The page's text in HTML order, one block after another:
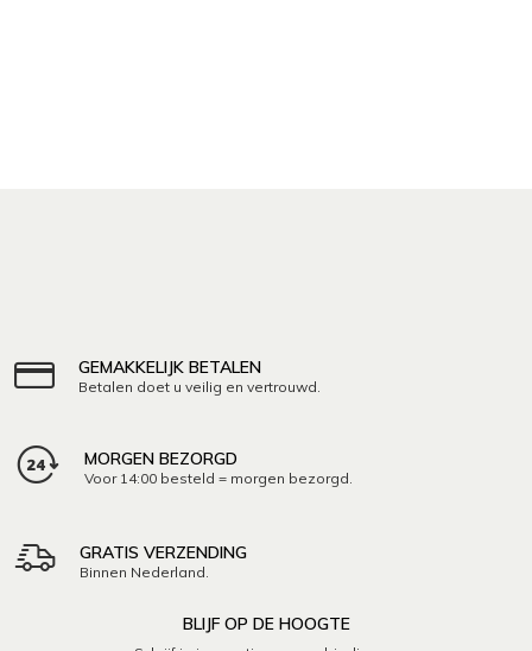
GEMAKKELIJK BETALEN
Betalen doet u veilig en vertrouwd.
MORGEN BEZORGD
Voor 14:00 besteld = morgen bezorgd.
GRATIS VERZENDING
Binnen Nederland.
BLIJF OP DE HOOGTE